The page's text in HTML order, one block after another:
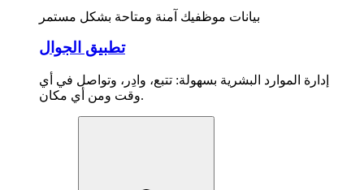
بيانات موظفيك آمنة ومتاحة بشكل مستمر
تطبيق الجوال
إدارة الموارد البشرية بسهولة: تتبع، وادِر، وتواصل في أي
وقت ومن أي مكان.